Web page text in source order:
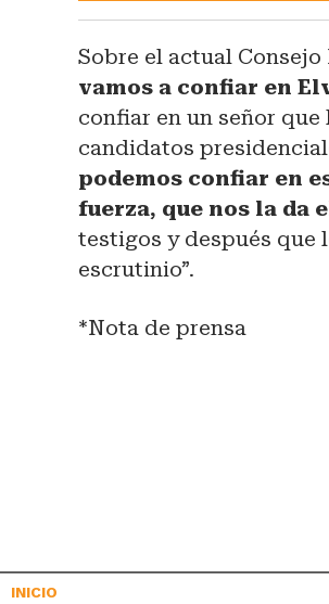
Sobre el actual
vamos a confiar en
confiar en un señor
candidatos
podemos confiar en
fuerza, que nos la da
testigos y después que
escrutinio”.
*Nota de prensa
INICIO